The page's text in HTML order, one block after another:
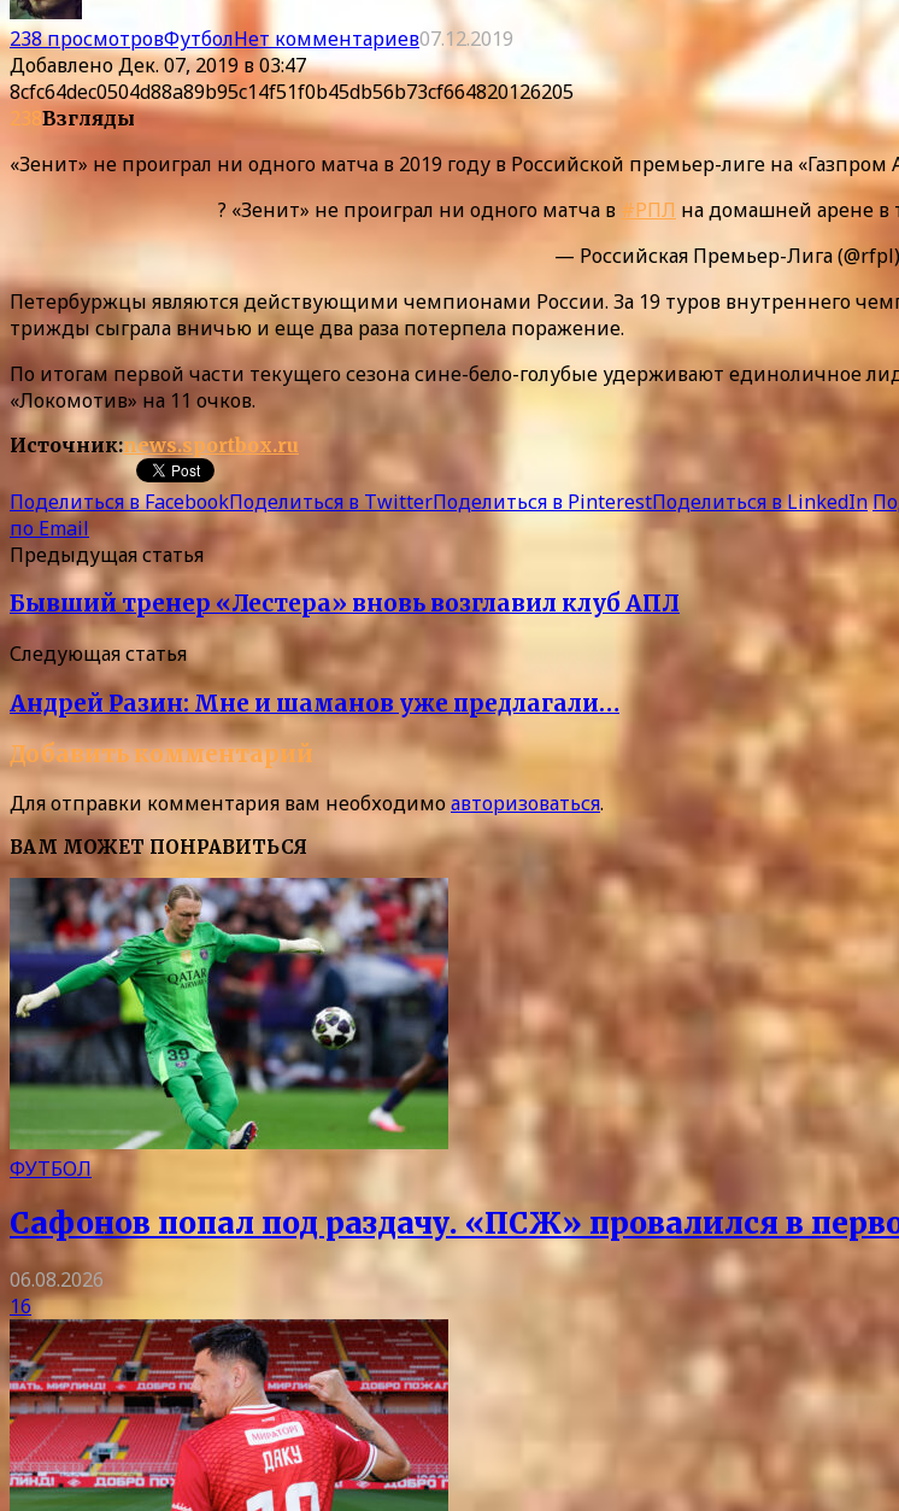
238 просмотровФутболНет комментариев07.12.2019
ДобавленоДек. 07, 2019 в 03:47
8cfc64dec0504d88a89b95c14f51f0b45db56b73cf664820126205
238Взгляды
«Зенит» не проиграл ни одного матча в 2019 году в Российской премьер-лиге на «Газпром
? «Зенит» не проиграл ни одного матча в #РПЛ на домашней арене в
— Российская Премьер-Лига (@rfpl)
Петербуржцы являются действующими чемпионами России. За 19 туров внутреннего
трижды сыграла вничью и еще два раза потерпела поражение.
По итогам первой части текущего сезона сине-бело-голубые удерживают единоличное
«Локомотив» на 11 очков.
Источник:news.sportbox.ru
Поделиться в FacebookПоделиться в TwitterПоделиться в PinterestПоделиться в LinkedIn
по Email
Предыдущая статья
Бывший тренер «Лестера» вновь возглавил клуб АПЛ
Следующая статья
Андрей Разин: Мне и шаманов уже предлагали…
Добавить комментарий
Для отправки комментария вам необходимоавторизоваться.
ВАМ МОЖЕТ ПОНРАВИТЬСЯ
ФУТБОЛ
Сафонов попал под раздачу. «ПСЖ» провалился в
06.08.2026
16